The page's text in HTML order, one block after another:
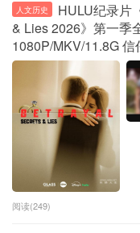
人文历史
HULU纪录片
& Lies 2026》第一季
1080P/MKV/11.8G 信
阅读(249)